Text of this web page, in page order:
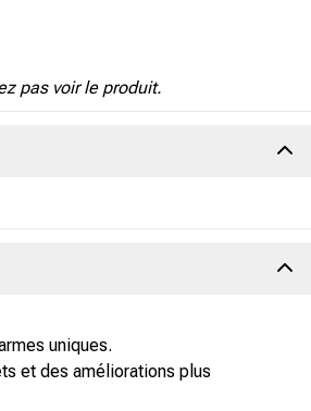
pas voir le produit.
uniques.
et des améliorations plus